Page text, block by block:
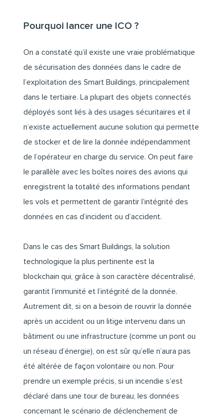
Pourquoi lancer une ICO ?
On a constaté qu’il existe une vraie problématique
de sécurisation des données dans le cadre de
l’exploitation des Smart Buildings, principalement
dans le tertiaire. La plupart des objets connectés
déployés sont liés à des usages sécuritaires et il
n’existe actuellement aucune solution qui permette
de stocker et de lire la donnée indépendamment
de l’opérateur en charge du service. On peut faire
le parallèle avec les boîtes noires des avions qui
enregistrent la totalité des informations pendant
les vols et permettent de garantir l’intégrité des
données en cas d’incident ou d’accident.
Dans le cas des Smart Buildings, la solution
technologique la plus pertinente est la
blockchain qui, grâce à son caractère décentralisé,
garantit l’immunité et l’intégrité de la donnée.
Autrement dit, si on a besoin de rouvrir la donnée
après un accident ou un litige intervenu dans un
bâtiment ou une infrastructure (comme un pont ou
un réseau d’énergie), on est sûr qu’elle n’aura pas
été altérée de façon volontaire ou non. Pour
prendre un exemple précis, si un incendie s’est
déclaré dans une tour de bureau, les données
concernant le scénario de déclenchement de